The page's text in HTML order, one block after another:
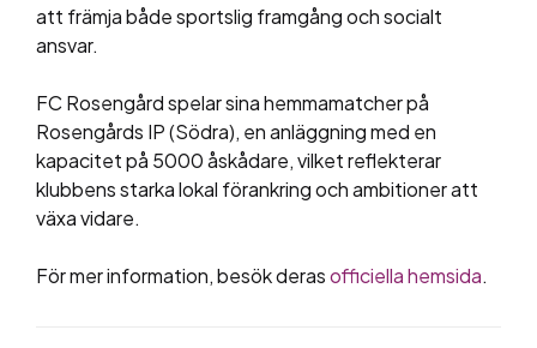
att främja både sportslig framgång och socialt
ansvar​​.
FC Rosengård spelar sina hemmamatcher på
Rosengårds IP (Södra), en anläggning med en
kapacitet på 5000 åskådare, vilket reflekterar
klubbens starka lokal förankring och ambitioner att
växa vidare​​.
För mer information, besök derasofficiella hemsida.